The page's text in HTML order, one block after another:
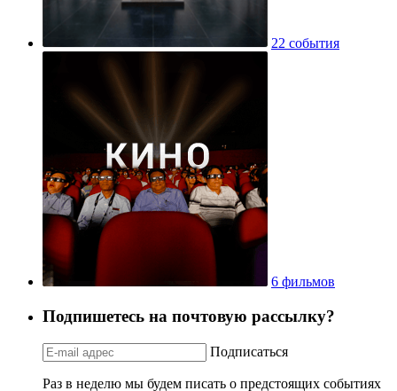
22 события
6 фильмов
Подпишетесь на почтовую рассылку?
Подписаться
Раз в неделю мы будем писать о предстоящих событиях